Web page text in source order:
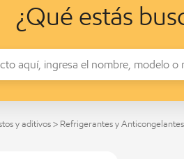
¿Qué estás
y aditivos > Refrigerantes y Anticongelantes